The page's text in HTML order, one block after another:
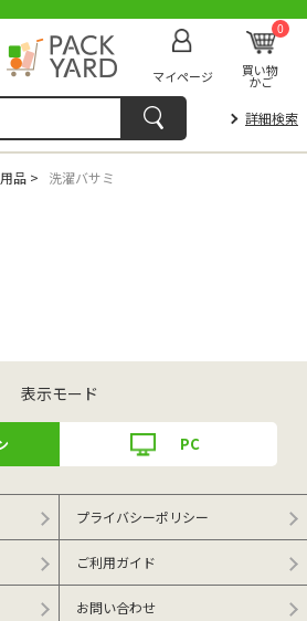
マイページ
0
買い物
かご
詳細検索
品 > 洗濯バサミ
表示モード
PC
プライバシーポリシー
ご利用ガイド
お問い合わせ